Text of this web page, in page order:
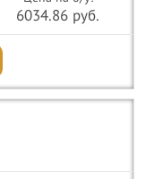
6034.86 руб.